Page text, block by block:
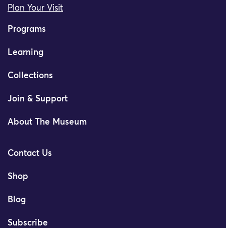
Plan Your Visit
Programs
Learning
Collections
Join & Support
About The Museum
Contact Us
Shop
Blog
Subscribe